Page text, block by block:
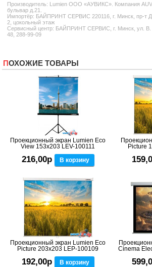
Производитель: Lumien ООО «АУВИКС». Компания
бульвар д.21.
Импортёр: БАЙПРИНТ СЕРВИС 220116, г. Минск, пр-т
2, цокольный этаж
Сервисный центр: БАЙПРИНТ СЕРВИС, г. Минск, ул. В.
48, 288-99-09
ПОХОЖИЕ ТОВАРЫ
Проекционный экран Lumien Eco
View 153x203 LEV-100111
216,00р В корзину
Picture
Проекционный экран Lumien Eco
Picture 203x203 LEP-100109
192,00р В корзину
Cinema